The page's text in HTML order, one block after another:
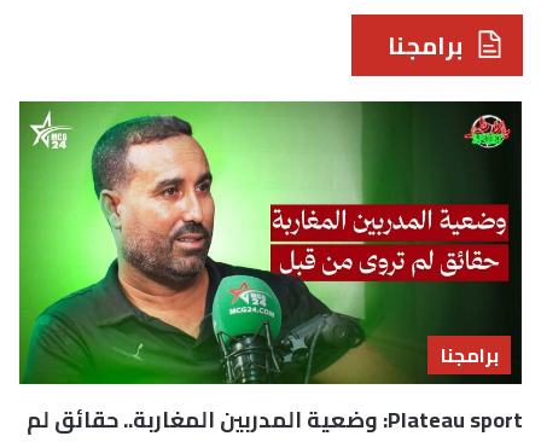
برامجنا
برامجنا
Plateau sport: وضعية المدربين المغاربة.. حقائق لم